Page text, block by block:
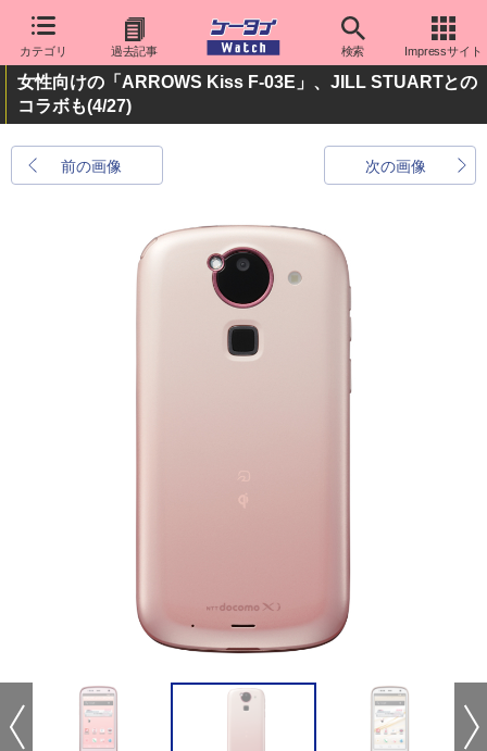
カテゴリ 過去記事 検索 Impressサイト
女性向けの「ARROWS Kiss F-03E」、JILL STUARTとの
コラボも(4/27)
前の画像 次の画像